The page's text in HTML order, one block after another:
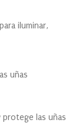
iluminar,
uñas
las uñas